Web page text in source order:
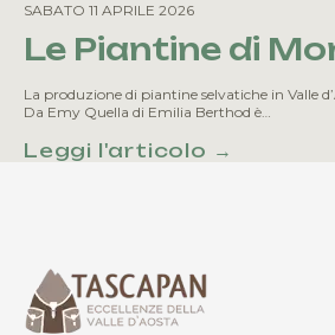
SABATO 11 APRILE 2026
Le Piantine di
La produzione di piantine selvatiche in Valle
Da Emy Quella di Emilia Berthod è…
Leggi l'articolo →